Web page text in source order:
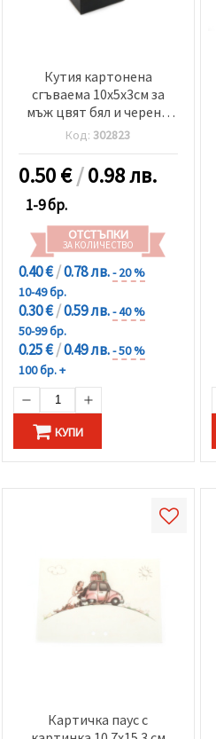
Кутия картонена
сгъваема 10x5x3см за
мъж цвят бял и черен с
папионка
Код:302823
0.50€/0.98 лв.
1-9 бр.
ОТСТЪПКИ
ЗА КОЛИЧЕСТВО
0.40 €/0.78 лв.- 20 %
10-49 бр.
0.30 €/0.59 лв.- 40 %
50-99 бр.
0.25 €/0.49 лв.- 50 %
100 бр. +
КУПИ
Картичка паус с